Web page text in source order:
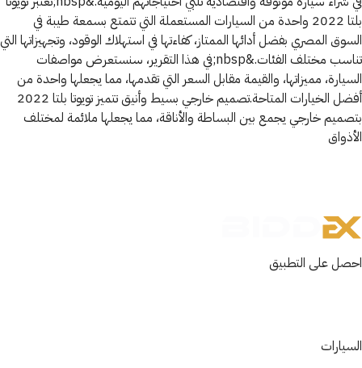
بلتا 2022 واحدة من السيارات المستعملة التي تتمتع بسمعة طيبة في
السوق المصري بفضل أدائها الممتاز، كفاءتها في استهلاك الوقود، وتجهيزاتها التي
تناسب مختلف الفئات.&nbsp;في هذا التقرير، سنستعرض مواصفات
السيارة، مميزاتها، والقيمة مقابل السعر التي تقدمها، مما يجعلها واحدة من
أفضل الخيارات المتاحة.تصميم خارجي بسيط وأنيق تتميز تويوتا بلتا 2022
بتصميم خارجي يجمع بين البساطة والأناقة، مما يجعلها ملائمة لمختلف
الأذواق
احصل على التطبيق
السيارات